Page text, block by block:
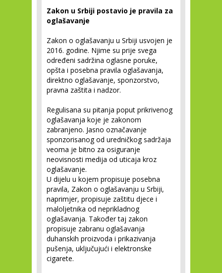
Zakon u Srbiji postavio je pravila za
oglašavanje
Zakon o oglašavanju u Srbiji usvojen je
2016. godine. Njime su prije svega
određeni sadržina oglasne poruke,
opšta i posebna pravila oglašavanja,
direktno oglašavanje, sponzorstvo,
pravna zaštita i nadzor.
Regulisana su pitanja poput prikrivenog
oglašavanja koje je zakonom
zabranjeno. Jasno označavanje
sponzorisanog od uredničkog sadržaja
veoma je bitno za osiguranje
neovisnosti medija od uticaja kroz
oglašavanje.
U dijelu u kojem propisuje posebna
pravila, Zakon o oglašavanju u Srbiji,
naprimjer, propisuje zaštitu djece i
maloljetnika od neprikladnog
oglašavanja. Također taj zakon
propisuje zabranu oglašavanja
duhanskih proizvoda i prikazivanja
pušenja, uključujući i elektronske
cigarete.